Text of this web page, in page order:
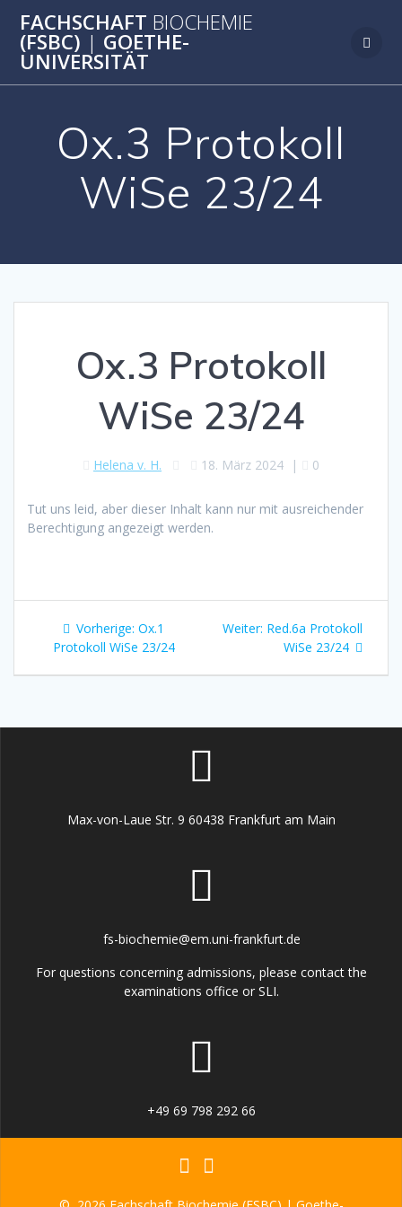
Inhalt
FACHSCHAFT BIOCHEMIE
(FSBC) | GOETHE-
UNIVERSITÄT
Ox.3 Protokoll
WiSe 23/24
Ox.3 Protokoll
WiSe 23/24
Helena v. H. 18. März 2024 | 0
Tut uns leid, aber dieser Inhalt kann nur mit ausreichender
Berechtigung angezeigt werden.
Beitragsnavigation
Vorherige: Vorheriger
Beitrag:
Ox.1
Protokoll WiSe 23/24
Weiter: Nächster
Beitrag:
Red.6a Protokoll
WiSe 23/24
Max-von-Laue Str. 9 60438 Frankfurt am Main
fs-biochemie@em.uni-frankfurt.de
For questions concerning admissions, please contact the
examinations office or SLI.
+49 69 798 292 66